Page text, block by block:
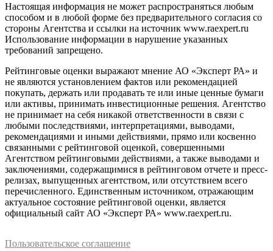
Настоящая информация не может распространяться любым
способом и в любой форме без предварительного согласия со
стороны Агентства и ссылки на источник www.raexpert.ru
Использование информации в нарушение указанных
требований запрещено.
Рейтинговые оценки выражают мнение АО «Эксперт РА» и
не являются установлением фактов или рекомендацией
покупать, держать или продавать те или иные ценные бумаги
или активы, принимать инвестиционные решения. Агентство
не принимает на себя никакой ответственности в связи с
любыми последствиями, интерпретациями, выводами,
рекомендациями и иными действиями, прямо или косвенно
связанными с рейтинговой оценкой, совершенными
Агентством рейтинговыми действиями, а также выводами и
заключениями, содержащимися в рейтинговом отчете и пресс-
релизах, выпущенных агентством, или отсутствием всего
перечисленного. Единственным источником, отражающим
актуальное состояние рейтинговой оценки, является
официальный сайт АО «Эксперт РА» www.raexpert.ru.
Пользовательское соглашение